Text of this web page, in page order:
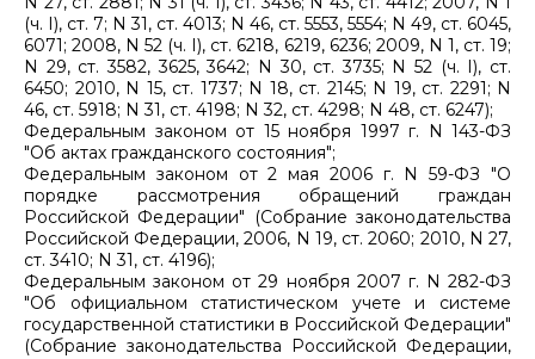
(ч. I), ст. 7; N 31, ст. 4013; N 46, ст. 5553, 5554; N 49, ст. 6045,
6071; 2008, N 52 (ч. I), ст. 6218, 6219, 6236; 2009, N 1, ст. 19;
N 29, ст. 3582, 3625, 3642; N 30, ст. 3735; N 52 (ч. I), ст.
6450; 2010, N 15, ст. 1737; N 18, ст. 2145; N 19, ст. 2291; N
46, ст. 5918; N 31, ст. 4198; N 32, ст. 4298; N 48, ст. 6247);
Федеральным законом от 15 ноября 1997 г. N 143-ФЗ
"Об актах гражданского состояния";
Федеральным законом от 2 мая 2006 г. N 59-ФЗ "О
порядке рассмотрения обращений граждан
Российской Федерации" (Собрание законодательства
Российской Федерации, 2006, N 19, ст. 2060; 2010, N 27,
ст. 3410; N 31, ст. 4196);
Федеральным законом от 29 ноября 2007 г. N 282-ФЗ
"Об официальном статистическом учете и системе
государственной статистики в Российской Федерации"
(Собрание законодательства Российской Федерации,